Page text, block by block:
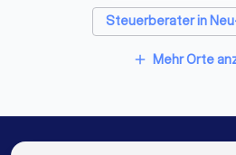
Wie berechnen Sie Ihr
Pauschalpreise oder
Anfragen?
Steuerberater in
Steuerberater in
add Mehr Orte